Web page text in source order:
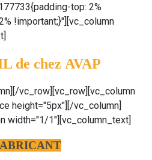
top: 2%
!important;}"][vc_column
de chez AVAP
vc_row][vc_row][vc_column
height="5px"][/vc_column]
width="1/1"][vc_column_text]